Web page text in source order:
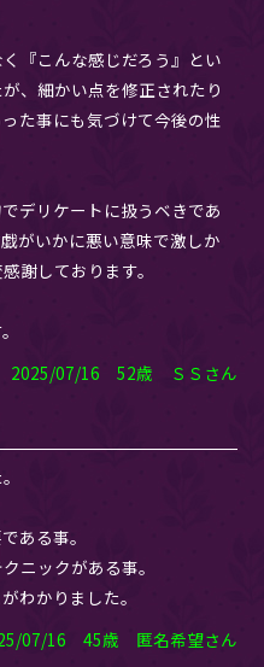
『こんな感じだろう』とい
、細かい点を修正されたり
た事にも気づけて今後の性
デリケートに扱うベきであ
がいかに悪い意味で激しか
謝しております。
2025/07/16 52歳 ＳＳさん
ある事。
ニックがある事。
わかりました。
07/16 45歳 匿名希望さん